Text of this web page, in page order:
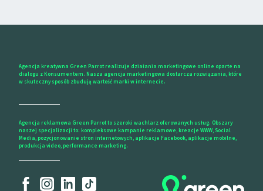
Agencja kreatywna Green Parrot realizuje działania marketingowe online oparte na
dialogu z Konsumentem. Nasza agencja marketingowa dostarcza rozwiązania, które
w skuteczny sposób zbudują wartość marki w internecie.
Agencja reklamowa Green Parrot to szeroki wachlarz oferowanych usług. Obszary
naszej specjalizacji to: kompleksowe kampanie reklamowe, kreacje WWW, Social
Media, pozycjonowanie stron internetowych, aplikacje Facebook, aplikacje mobilne,
produkcja video, performance marketing.